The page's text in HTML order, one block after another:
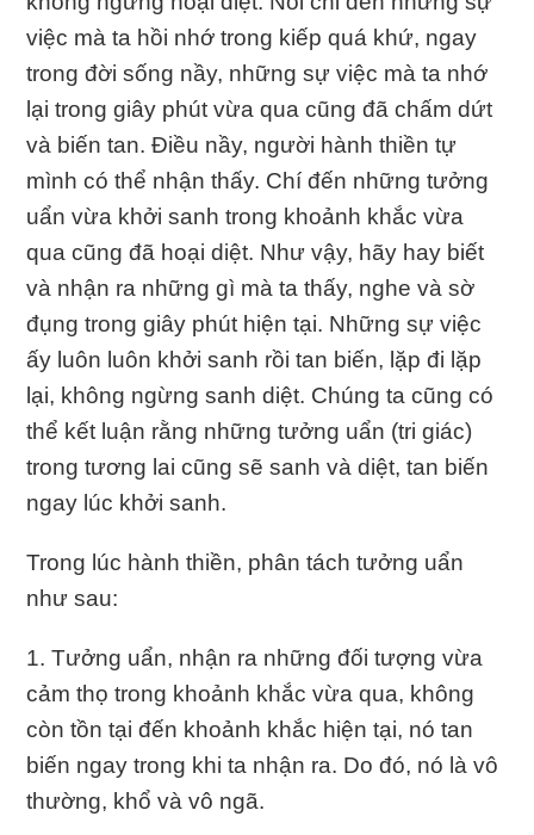
việc mà ta hồi nhớ trong kiếp quá khứ, ngay
trong đời sống nầy, những sự việc mà ta nhớ
lại trong giây phút vừa qua cũng đã chấm dứt
và biến tan. Ðiều nầy, người hành thiền tự
mình có thể nhận thấy. Chí đến những tưởng
uẩn vừa khởi sanh trong khoảnh khắc vừa
qua cũng đã hoại diệt. Như vậy, hãy hay biết
và nhận ra những gì mà ta thấy, nghe và sờ
đụng trong giây phút hiện tại. Những sự việc
ấy luôn luôn khởi sanh rồi tan biến, lặp đi lặp
lại, không ngừng sanh diệt. Chúng ta cũng có
thể kết luận rằng những tưởng uẩn (tri giác)
trong tương lai cũng sẽ sanh và diệt, tan biến
ngay lúc khởi sanh.
Trong lúc hành thiền, phân tách tưởng uẩn
như sau:
1. Tưởng uẩn, nhận ra những đối tượng vừa
cảm thọ trong khoảnh khắc vừa qua, không
còn tồn tại đến khoảnh khắc hiện tại, nó tan
biến ngay trong khi ta nhận ra. Do đó, nó là vô
thường, khổ và vô ngã.